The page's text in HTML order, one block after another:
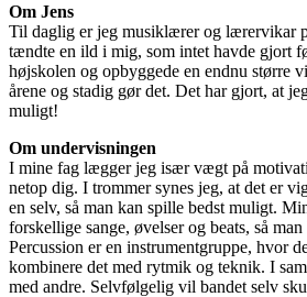
Om Jens
Til daglig er jeg musiklærer og lærervikar
tændte en ild i mig, som intet havde gjort
højskolen og opbyggede en endnu større
årene og stadig gør det. Det har gjort, at
muligt!
Om undervisningen
I mine fag lægger jeg især vægt på
netop dig. I trommer synes jeg, at det er
en selv, så man kan spille bedst muligt.
forskellige sange, øvelser og beats, så
Percussion er en instrumentgruppe, hvor
kombinere det med rytmik og teknik. I
med andre. Selvfølgelig vil bandet selv